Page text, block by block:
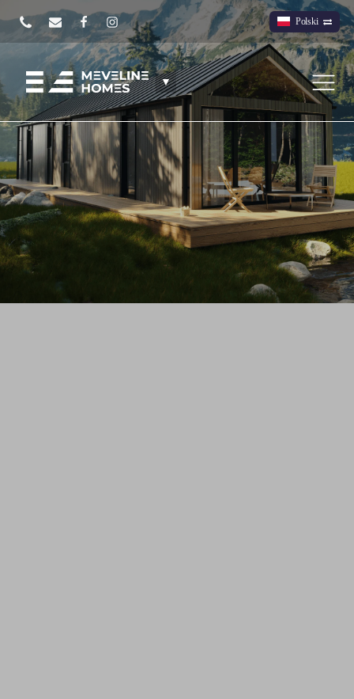
Polski
▼